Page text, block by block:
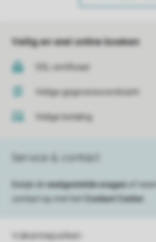
Veilig en snel online boeken
SSL certificaat
Veilige gegevensoverdracht
Veilige betaling
Vakantieparken
Service & contact
Bekijk de veelgestelde vragen
of neem
contact op met het
Contact Center